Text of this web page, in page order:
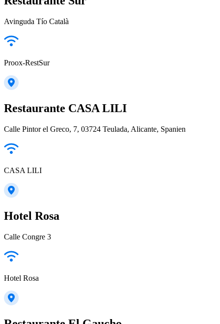
Avinguda Tío Català
Proox-RestSur
Restaurante CASA LILI
Calle Pintor el Greco, 7, 03724 Teulada, Alicante, Spanien
CASA LILI
Hotel Rosa
Calle Congre 3
Hotel Rosa